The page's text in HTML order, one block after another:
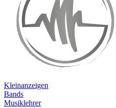
Kleinanzeigen
Bands
Musiklehrer